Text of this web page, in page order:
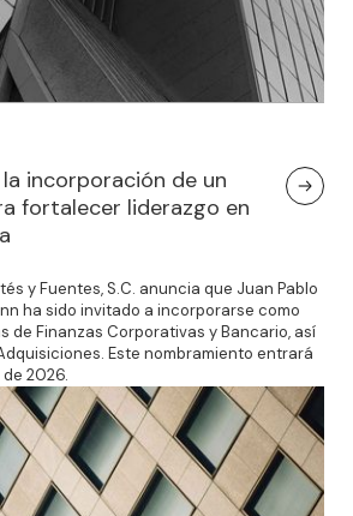
incorporación de un
fortalecer liderazgo en
y Fuentes, S.C. anuncia que Juan Pablo
ha sido invitado a incorporarse como
de Finanzas Corporativas y Bancario, así
Este nombramiento entrará
2026.